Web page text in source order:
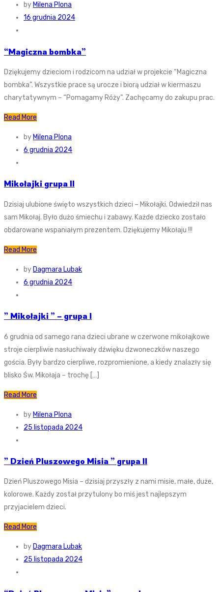
by Milena Plona
16 grudnia 2024
“Magiczna bombka”
Dziękujemy dzieciom i rodzicom na udział w projekcie “Magiczna
bombka”. Wszystkie prace są urocze i biorą udział w kiermaszu
charytatywnym – “Pomagamy Róży”. Zachęcamy do zakupu prac.
Read More
by Milena Plona
6 grudnia 2024
Mikołajki grupa II
Dzisiaj ulubione święto wszystkich dzieci – Mikołajki. Odwiedził nas
sam Mikołaj. Było dużo śmiechu i zabawy. Każde dziecko zostało
obdarowane wspaniałym prezentem. Dziękujemy Mikołaju !!!
Read More
by Dagmara Lubak
6 grudnia 2024
” Mikołajki ” – grupa I
6 grudnia od samego rana dzieci ubrane w czerwone mikołajkowe
stroje cierpliwie nasłuchiwały dźwięku dzwoneczków naszego
gościa. Były bardzo cierpliwe, rozpromienione, a kiedy znalazły się
blisko Św. Mikołaja – trochę […]
Read More
by Milena Plona
25 listopada 2024
” Dzień Pluszowego Misia ” grupa II
Dzień Pluszowego Misia – dzisiaj przyszły z nami misie, małe, duże,
kolorowe. Każdy został przytulony bo miś jest najlepszym
przyjacielem dzieci.
Read More
by Dagmara Lubak
25 listopada 2024